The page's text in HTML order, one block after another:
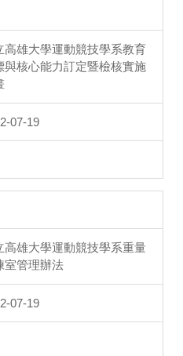
高雄大學運動競技學系教育
與核心能力訂定暨檢核實施
07-19
高雄大學運動競技學系重量
室管理辦法
07-19